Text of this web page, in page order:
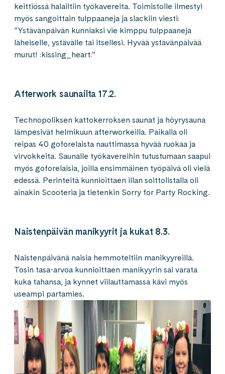
keittiössä halailtiin työkavereita. Toimistolle ilmestyi
myös sangoittain tulppaaneja ja slackiin viesti:
”Ystävänpäivän kunniaksi vie kimppu tulppaaneja
läheiselle, ystävälle tai itsellesi. Hyvää ystävänpäivää
murut! :kissing_heart:”
Afterwork saunailta 17.2.
Technopoliksen kattokerroksen saunat ja höyrysauna
lämpesivät helmikuun afterworkeilla. Paikalla oli
reipas 40 goforelaista nauttimassa hyvää ruokaa ja
virvokkeita. Saunalle työkavereihin tutustumaan saapui
myös goforelaisia, joilla ensimmäinen työpäivä oli vielä
edessä. Perinteitä kunnioittaen illan soittolistalla oli
ainakin Scooteria ja tietenkin Sorry for Party Rocking.
Naistenpäivän manikyyrit ja kukat 8.3.
Naistenpäivänä naisia hemmoteltiin manikyyreillä.
Tosin tasa-arvoa kunnioittaen manikyyrin sai varata
kuka tahansa, ja kynnet viilauttamassa kävi myös
useampi partamies.